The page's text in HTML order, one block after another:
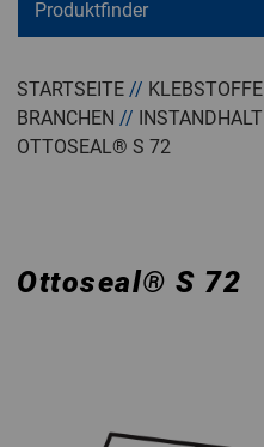
Tastaturkurzbefehle
Konto
STARTSEITE // KLEBSTOFFE
BRANCHEN //
OTTOSEAL® S 72
Ottoseal® S 72